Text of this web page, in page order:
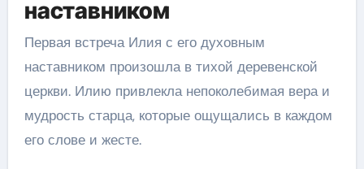
наставником
Первая встреча Илия с его духовным
наставником произошла в тихой деревенской
церкви. Илию привлекла непоколебимая вера и
мудрость старца, которые ощущались в каждом
его слове и жесте.